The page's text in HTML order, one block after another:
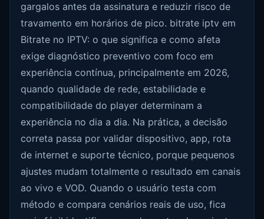
gargalos antes da assinatura e reduzir risco de
travamento em horários de pico. bitrate iptv em
Bitrate no IPTV: o que significa e como afeta
exige diagnóstico preventivo com foco em
experiência contínua, principalmente em 2026,
quando qualidade de rede, estabilidade e
compatibilidade do player determinam a
experiência no dia a dia. Na prática, a decisão
correta passa por validar dispositivo, app, rota
de internet e suporte técnico, porque pequenos
ajustes mudam totalmente o resultado em canais
ao vivo e VOD. Quando o usuário testa com
método e compara cenários reais de uso, fica